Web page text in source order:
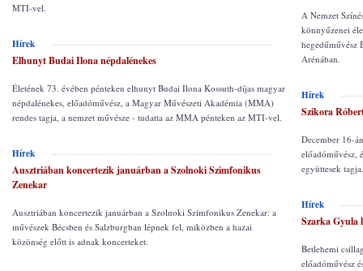
MTI-vel.
Hírek
Elhunyt Budai Ilona népdalénekes
Életének 73. évében pénteken elhunyt Budai Ilona Kossuth-díjas magyar
népdalénekes, előadóművész, a Magyar Művészeti Akadémia (MMA)
rendes tagja, a nemzet művésze - tudatta az MMA pénteken az MTI-vel.
Hírek
Ausztriában koncertezik januárban a Szolnoki Szimfonikus
Zenekar
Ausztriában koncertezik januárban a Szolnoki Szimfonikus Zenekar: a
művészek Bécsben és Salzburgban lépnek fel, miközben a hazai
közönség előtt is adnak koncerteket.
A Nemzet
könnyűzenei
hegedűművész
Arénában.
Hírek
Szikora
December 16-
előadóművész,
együttesek
Hírek
Szarka Gyula
Betlehemi
előadóművész